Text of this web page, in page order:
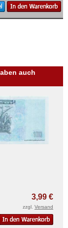
auch
3,99 €
zzgl. Versand